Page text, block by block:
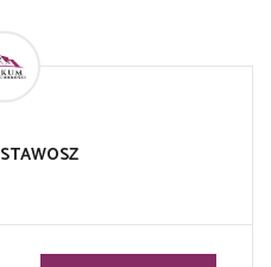
STAWOSZ